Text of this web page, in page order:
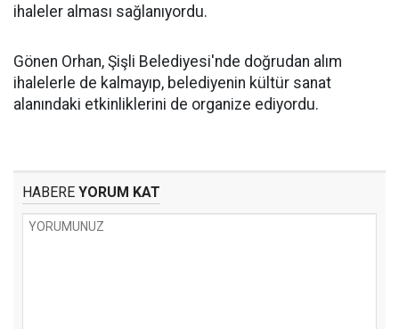
ihaleler alması sağlanıyordu.
Gönen Orhan, Şişli Belediyesi'nde doğrudan alım
ihalelerle de kalmayıp, belediyenin kültür sanat
alanındaki etkinliklerini de organize ediyordu.
HABERE YORUM KAT